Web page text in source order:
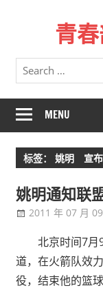
青
青
春
一
场
远
行，
总
记
不
来
时
MENU
标签： 姚明 宣
姚明通知联
2011 年 07 月
北京时间7月9
道，在火箭队效
役，结束他的篮